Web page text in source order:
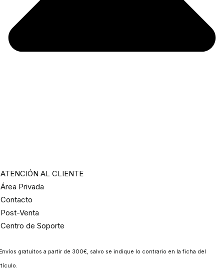
ATENCIÓN AL CLIENTE
Área Privada
Contacto
Post-Venta
Centro de Soporte
gratuitos a partir de 300€, salvo se indique lo contrario en la ficha del